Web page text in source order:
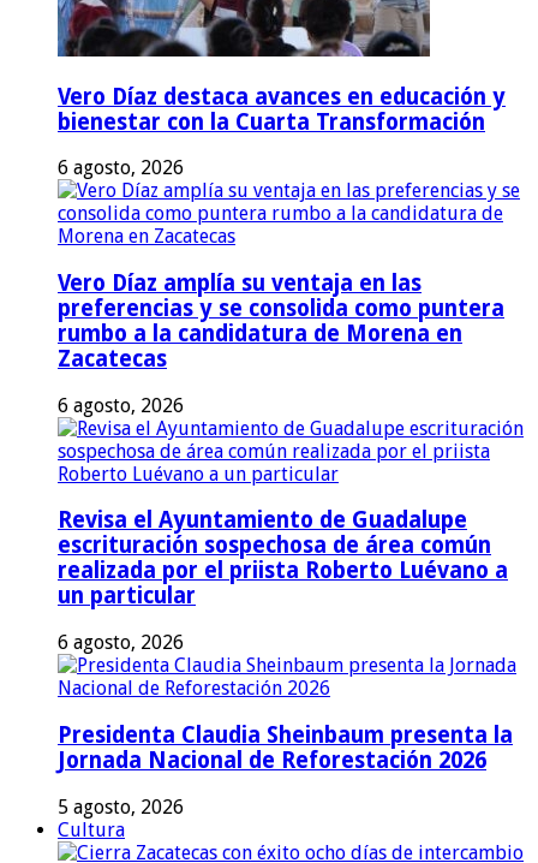
Vero Díaz destaca avances en educación y
bienestar con la Cuarta Transformación
6 agosto, 2026
Vero Díaz amplía su ventaja en las
preferencias y se consolida como puntera
rumbo a la candidatura de Morena en
Zacatecas
6 agosto, 2026
Revisa el Ayuntamiento de Guadalupe
escrituración sospechosa de área común
realizada por el priista Roberto Luévano a
un particular
6 agosto, 2026
Presidenta Claudia Sheinbaum presenta la
Jornada Nacional de Reforestación 2026
5 agosto, 2026
Cultura